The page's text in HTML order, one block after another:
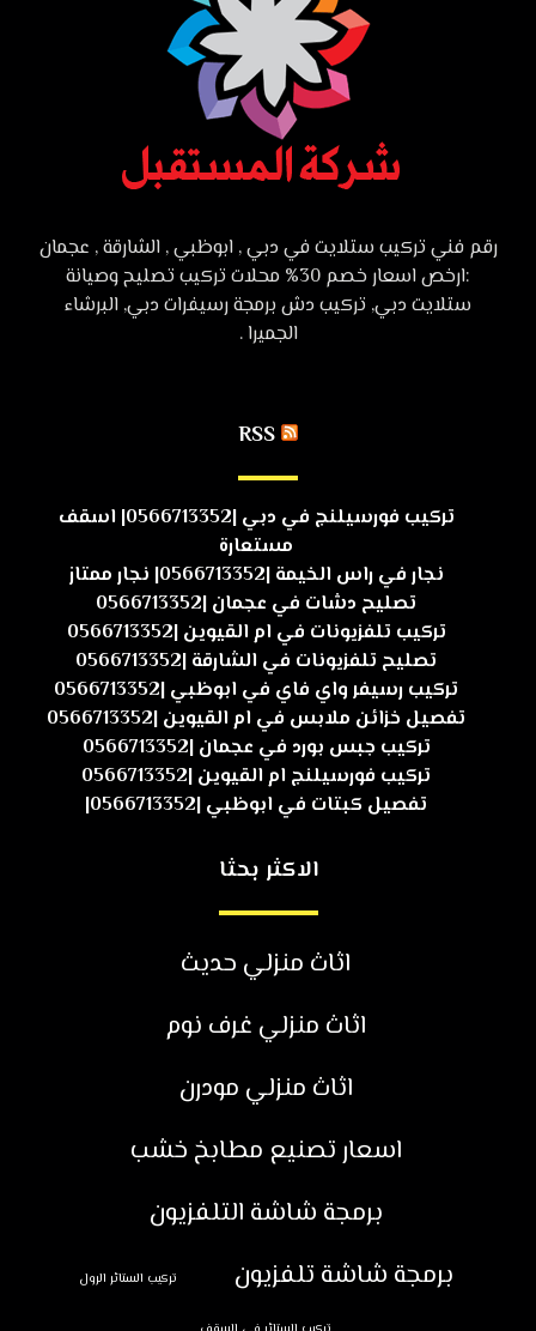
رقم فني تركيب ستلايت في دبي , ابوظبي , الشارقة , عجمان
:ارخص اسعار خصم 30% محلات تركيب تصليح وصيانة
ستلايت دبي, تركيب دش برمجة رسيفرات دبي, البرشاء
الجميرا .
RSS
تركيب فورسيلنج في دبي |0566713352| اسقف
مستعارة
نجار في راس الخيمة |0566713352| نجار ممتاز
تصليح دشات في عجمان |0566713352
تركيب تلفزيونات في ام القيوين |0566713352
تصليح تلفزيونات في الشارقة |0566713352
تركيب رسيفر واي فاي في ابوظبي |0566713352
تفصيل خزائن ملابس في ام القيوين |0566713352
تركيب جبس بورد في عجمان |0566713352
تركيب فورسيلنج ام القيوين |0566713352
تفصيل كبتات في ابوظبي |0566713352|
الاكثر بحثا
اثاث منزلي حديث
اثاث منزلي غرف نوم
اثاث منزلي مودرن
اسعار تصنيع مطابخ خشب
برمجة شاشة التلفزيون
برمجة شاشة تلفزيون
تركيب الستائر الرول